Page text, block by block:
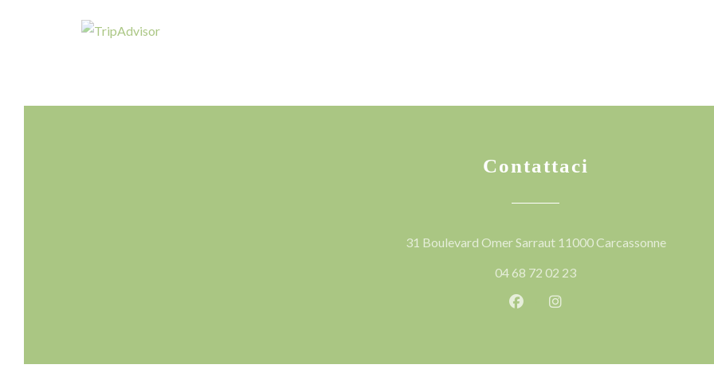
Contattaci
31 Boulevard Omer Sarraut 11000 Carcassonne((apre
04 68 72 02 23
Facebook ((apre una nuova
Instagram ((apre una